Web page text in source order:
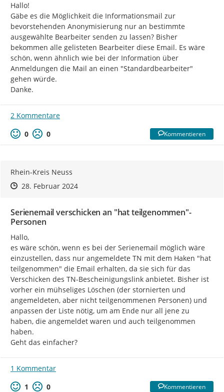
Hallo!
Gäbe es die Möglichkeit die Informationsmail zur
bevorstehenden Anonymisierung nur an bestimmte
ausgewählte Bearbeiter senden zu lassen? Bisher
bekommen alle gelisteten Bearbeiter diese Email. Es wäre
schön, wenn ähnlich wie bei der Information über
Anmeldungen die Mail an einen "Standardbearbeiter"
gehen würde.
Danke.
2 Kommentare
0
0 Kommentieren
Rhein-Kreis Neuss
Zeitpunkt des Erstellens
Zeitpunkt des Erstellens
28. Februar 2024Zur Äußerung
Serienemail verschicken an "hat teilgenommen"-
Personen
Hallo,
es wäre schön, wenn es bei der Serienemail möglich wäre
einzustellen, dass nur angemeldete TN mit dem Haken "hat
teilgenommen" die Email erhalten, da sie sich für das
Verschicken des TN-Bescheinigungslink anbietet. Bisher ist
vorher ein mühseliges Löschen (der stornierten und
angemeldeten, aber nicht teilgenommenen Personen) und
anpassen der Liste nötig, um am Ende nur all jene zu
haben, die angemeldet waren und auch teilgenommen
haben.
Geht das einfacher?
1 Kommentar
1
0 Kommentieren